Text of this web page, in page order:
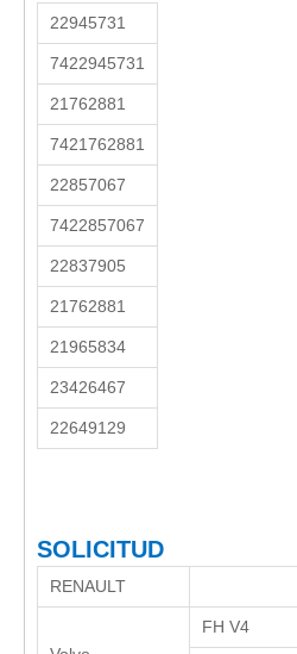
22945731
7422945731
21762881
7421762881
22857067
7422857067
22837905
21762881
21965834
23426467
22649129
SOLICITUD
RENAULT
FH V4